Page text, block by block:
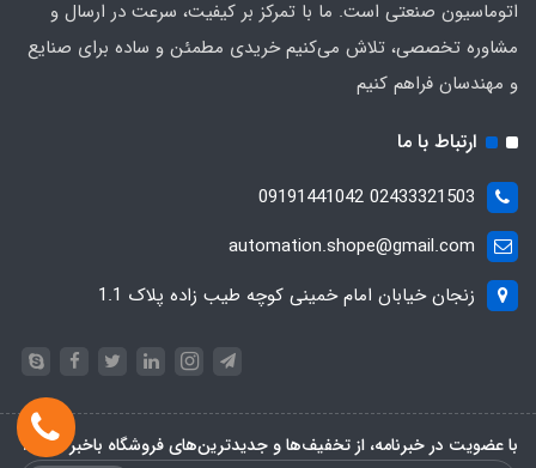
اتوماسیون صنعتی است. ما با تمرکز بر کیفیت، سرعت در ارسال و
مشاوره تخصصی، تلاش می‌کنیم خریدی مطمئن و ساده برای صنایع
و مهندسان فراهم کنیم
ارتباط با ما
02433321503 09191441042
automation.shope@gmail.com
زنجان خیابان امام خمینی کوچه طیب زاده پلاک 1.1
با عضویت در خبرنامه، از تخفیف‌ها و جدیدترین‌های فروشگاه باخبر شوید: